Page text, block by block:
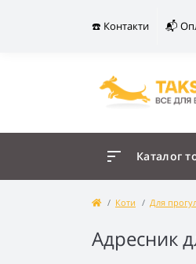
☎️ Контакти 📬
Каталог
Коти Для
Адресник